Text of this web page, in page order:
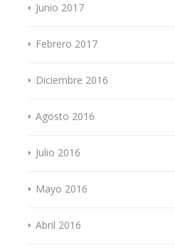
Junio 2017
Febrero 2017
Diciembre 2016
Agosto 2016
Julio 2016
Mayo 2016
Abril 2016